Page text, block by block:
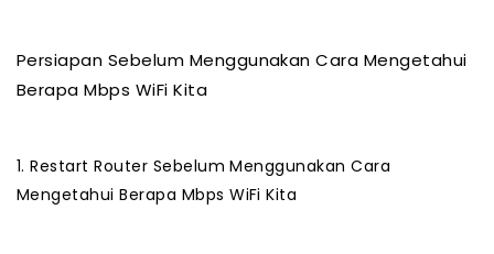
Persiapan Sebelum Menggunakan Cara Mengetahui
Berapa Mbps WiFi Kita
1. Restart Router Sebelum Menggunakan Cara
Mengetahui Berapa Mbps WiFi Kita